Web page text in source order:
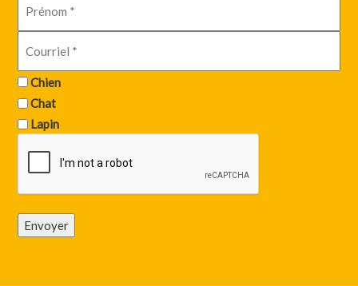
Chien
Chat
Lapin
Envoyer